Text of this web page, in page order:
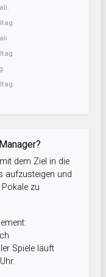
dem Ziel in die
aufzusteigen und
zu
Spiele läuft